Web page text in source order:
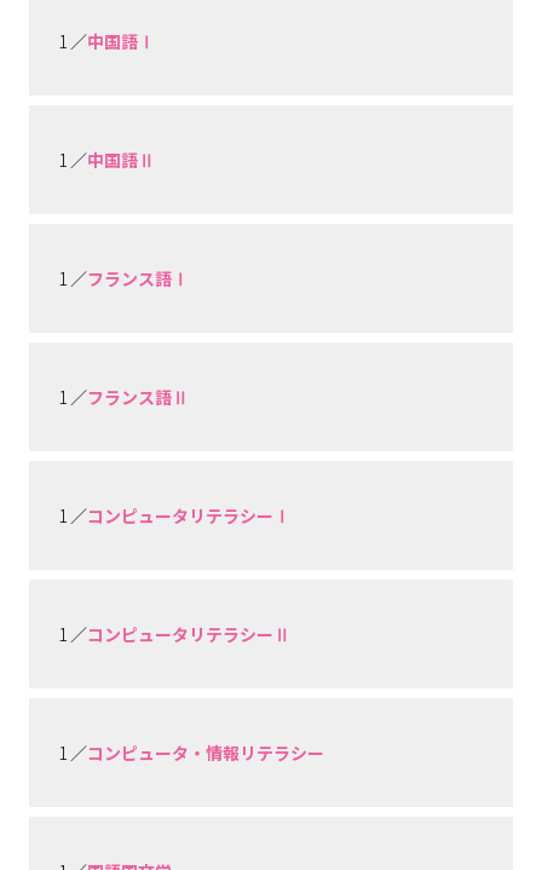
1 ／中国語Ⅰ
1 ／中国語Ⅱ
1 ／フランス語Ⅰ
1 ／フランス語Ⅱ
1 ／コンピュータリテラシーⅠ
1 ／コンピュータリテラシーⅡ
1 ／コンピュータ・情報リテラシー